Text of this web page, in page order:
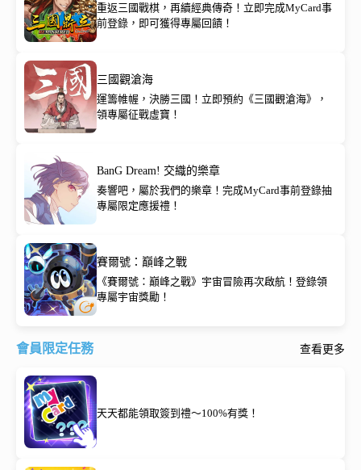
重返三國戰棋，再續經典傳奇！立即完成MyCard事
前登錄，即可獲得專屬回饋！
三國觀滄海
運籌帷幄，決勝三國！立即預約《三國觀滄海》，
領專屬征戰虛寶！
BanG Dream! 交織的樂章
奏響吧，屬於我們的樂章！完成MyCard事前登錄抽
專屬限定應援禮！
賽爾號：巔峰之戰
《賽爾號：巔峰之戰》宇宙冒險再次啟航！登錄領
專屬宇宙獎勵！
會員限定任務 查看更多
天天都能領取簽到禮～100%有獎！